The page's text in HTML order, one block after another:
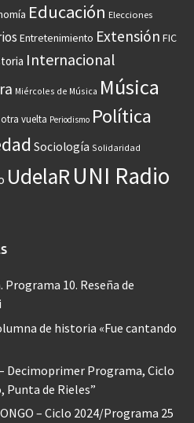
Educación Elecciones
Entretenimiento Extensión FIC
Internacional
Miércoles de Música Música
otra vuelta Periodismo Política
Sociología Solidaridad
UdelaRUNI Radio
Programa 10. Reseña de
de historia «Fue cantando
Decimoprimer Programa, Ciclo
Punta de Rieles”
– Ciclo 2024/Programa 25